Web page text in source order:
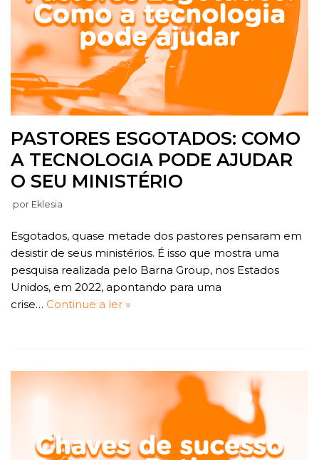
PASTORES ESGOTADOS: COMO
A TECNOLOGIA PODE AJUDAR
O SEU MINISTÉRIO
por Eklesia
Esgotados, quase metade dos pastores pensaram em
desistir de seus ministérios. É isso que mostra uma
pesquisa realizada pelo Barna Group, nos Estados
Unidos, em 2022, apontando para uma
crise… Continue a ler »